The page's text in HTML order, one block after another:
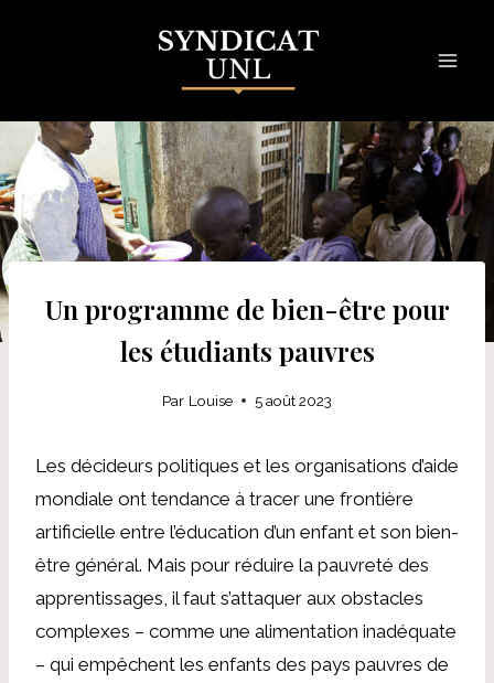
Un programme de bien-être pour
les étudiants pauvres
Par Louise 5 août 2023
Les décideurs politiques et les organisations d’aide
mondiale ont tendance à tracer une frontière
artificielle entre l’éducation d’un enfant et son bien-
être général. Mais pour réduire la pauvreté des
apprentissages, il faut s’attaquer aux obstacles
complexes – comme une alimentation inadéquate
– qui empêchent les enfants des pays pauvres de